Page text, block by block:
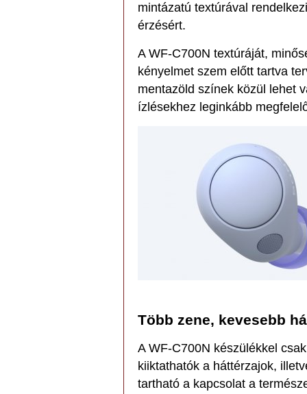
mintázatú textúrával
érzésért.
A WF-C700N textúráját,
kényelmet szem előtt tartva
mentazöld színek közül lehet
ízlésekhez leginkább
Több zene, kevesebb
A WF-C700N készülékkel
kiiktathatók a háttérzajok,
tartható a kapcsolat a